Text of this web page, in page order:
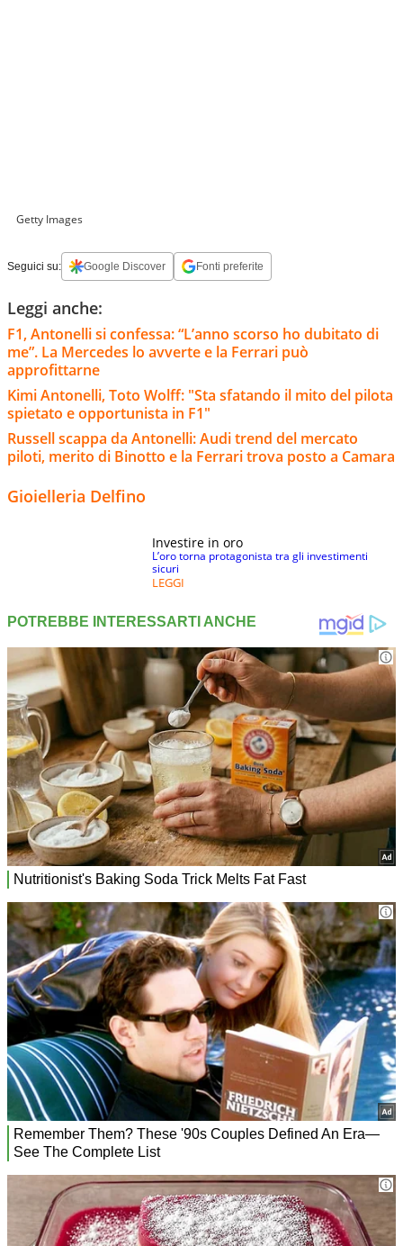
Getty Images
Seguici su: Google Discover Fonti preferite
Leggi anche:
F1, Antonelli si confessa: “L’anno scorso ho dubitato di
me”. La Mercedes lo avverte e la Ferrari può
approfittarne
Kimi Antonelli, Toto Wolff: "Sta sfatando il mito del pilota
spietato e opportunista in F1"
Russell scappa da Antonelli: Audi trend del mercato
piloti, merito di Binotto e la Ferrari trova posto a Camara
Gioielleria Delfino
Investire in oro
L’oro torna protagonista tra gli investimenti
sicuri
LEGGI